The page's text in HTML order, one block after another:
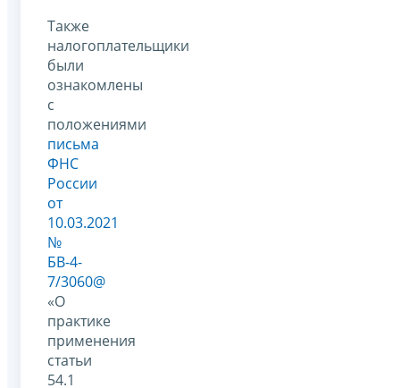
Также
налогоплательщики
были
ознакомлены
с
положениями
письма
ФНС
России
от
10.03.2021
№
БВ-4-
7/3060@
«О
практике
применения
статьи
54.1